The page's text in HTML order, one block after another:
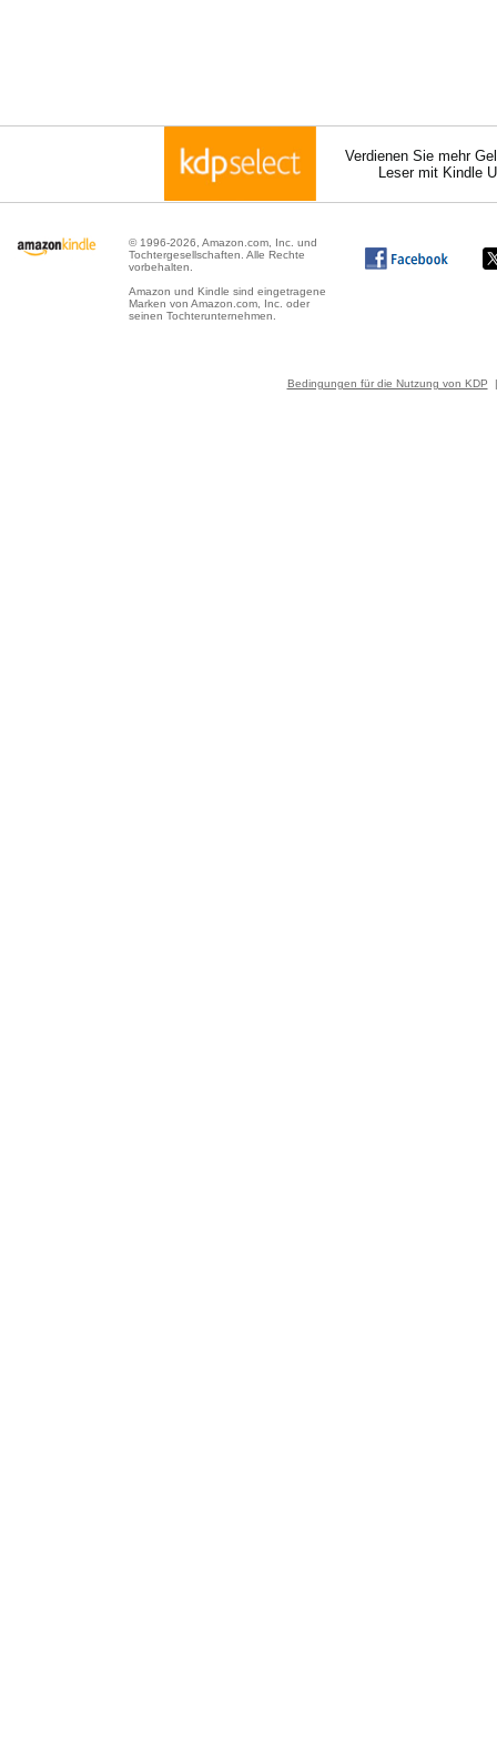
Verdienen Sie mehr
Leser mit Kindle
© 1996-2026, Amazon.com, Inc. und
Tochtergesellschaften. Alle Rechte
vorbehalten.
Amazon und Kindle sind eingetragene
Marken von Amazon.com, Inc. oder
seinen Tochterunternehmen.
Bedingungen für die Nutzung von KDP